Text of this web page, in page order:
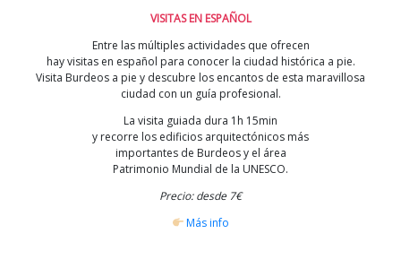
VISITAS EN ESPAÑOL
Entre las múltiples actividades que ofrecen
hay visitas en español para conocer la ciudad histórica a pie.
Visita Burdeos a pie y descubre los encantos de esta maravillosa
ciudad con un guía profesional.
La visita guiada dura 1h 15min
y recorre los edificios arquitectónicos más
importantes de Burdeos y el área
Patrimonio Mundial de la UNESCO.
Precio: desde 7€
Más info